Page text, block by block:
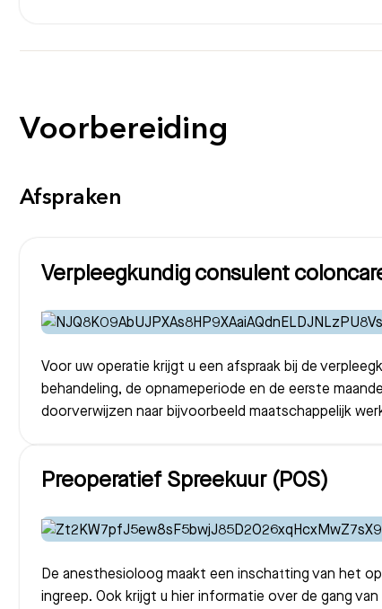
Voorbereiding
Afspraken
Verpleegkundig consulent
Voor uw operatie krijgt u een afspraak bij de
behandeling, de opnameperiode en de eerste
doorverwijzen naar bijvoorbeeld maatschappelijk
Preoperatief Spreekuur (POS)
De anesthesioloog maakt een inschatting van het
ingreep. Ook krijgt u hier informatie over de gang